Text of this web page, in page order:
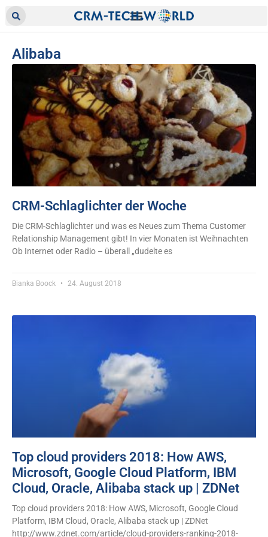
Alibaba
CRM-Schlaglichter der Woche
Die CRM-Schlaglichter und was es Neues zum Thema Customer
Relationship Management gibt! In vier Monaten ist Weihnachten
Ob Internet oder Radio – überall „dudelte es
Bianka Boock 24. August 2018
Top cloud providers 2018: How AWS,
Microsoft, Google Cloud Platform, IBM
Cloud, Oracle, Alibaba stack up | ZDNet
Top cloud providers 2018: How AWS, Microsoft, Google Cloud
Platform, IBM Cloud, Oracle, Alibaba stack up | ZDNet
http://www.zdnet.com/article/cloud-providers-ranking-2018-